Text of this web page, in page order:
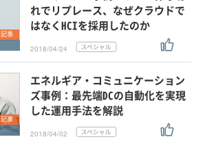
記事
れでリプレース、なぜクラウドで
はなくHCIを採用したのか
2018/04/24
記事
エネルギア・コミュニケーション
ズ事例：最先端DCの自動化を実現
した運用手法を解説
2018/04/02